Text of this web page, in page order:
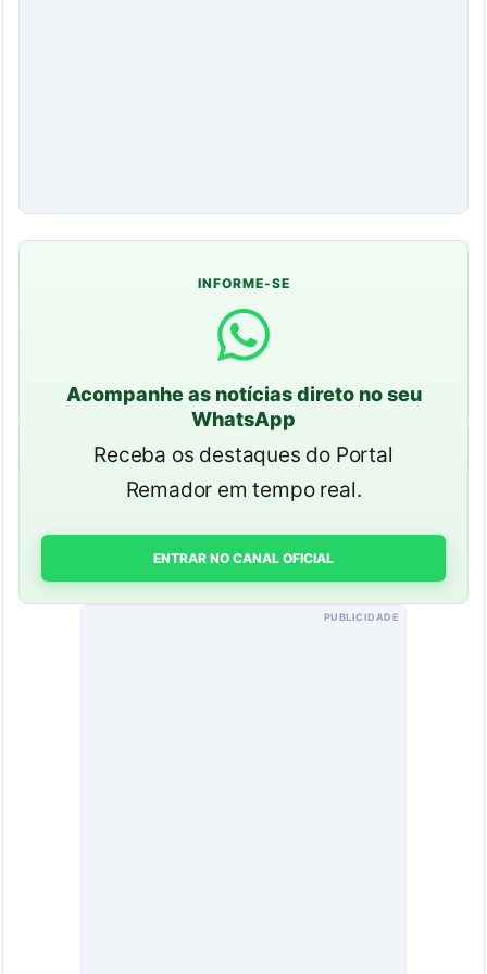
INFORME-SE
Acompanhe as notícias direto no seu
WhatsApp
Receba os destaques do Portal
Remador em tempo real.
ENTRAR NO CANAL OFICIAL
PUBLICIDADE